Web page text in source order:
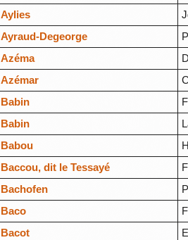
Aylies
Ayraud-Degeorge
Azéma
Azémar
Babin
Babin
Babou
Baccou, dit le Tessayé
Bachofen
Baco
Bacot